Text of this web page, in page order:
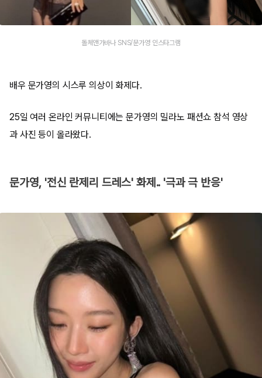
돌체앤가바나 SNS/문가영 인스타그램
배우 문가영의 시스루 의상이 화제다.
25일 여러 온라인 커뮤니티에는 문가영의 밀라노 패션쇼 참석 영상
과 사진 등이 올라왔다.
문가영, '전신 란제리 드레스' 화제.. '극과 극 반응'